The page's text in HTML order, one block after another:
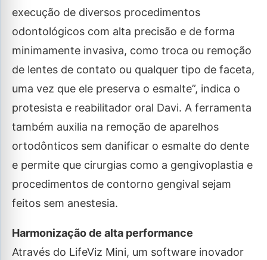
execução de diversos procedimentos
odontológicos com alta precisão e de forma
minimamente invasiva, como troca ou remoção
de lentes de contato ou qualquer tipo de faceta,
uma vez que ele preserva o esmalte”, indica o
protesista e reabilitador oral Davi. A ferramenta
também auxilia na remoção de aparelhos
ortodônticos sem danificar o esmalte do dente
e permite que cirurgias como a gengivoplastia e
procedimentos de contorno gengival sejam
feitos sem anestesia.
Harmonização de alta performance
Através do LifeViz Mini, um software inovador